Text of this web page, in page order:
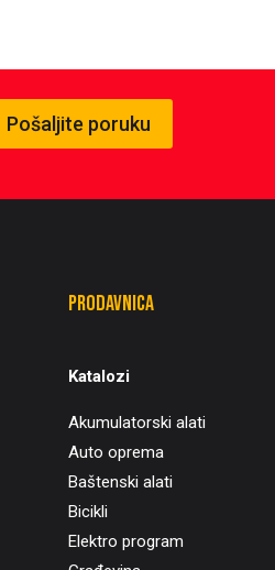
Pošaljite poruku
Prodavnica
Katalozi
Akumulatorski alati
Auto oprema
Baštenski alati
Bicikli
Elektro program